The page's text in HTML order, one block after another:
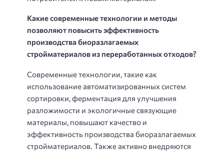
Какие современные технологии и методы
позволяют повысить эффективность
производства биоразлагаемых
стройматериалов из переработанных отходов?
Современные технологии, такие как
использование автоматизированных систем
сортировки, ферментация для улучшения
разложимости и экологичные связующие
материалы, повышают качество и
эффективность производства биоразлагаемых
стройматериалов. Также активно внедряются